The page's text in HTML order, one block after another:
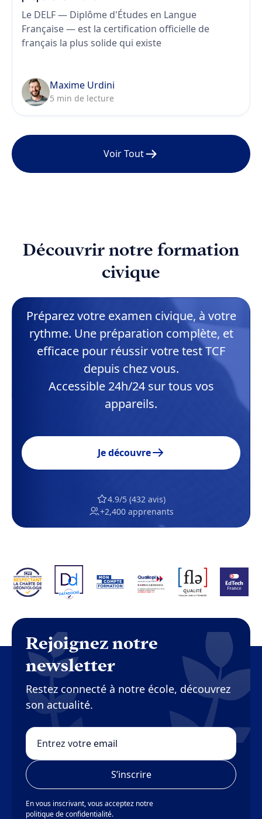
Le DELF — Diplôme d'Études en Langue
Française — est la certification officielle de
français la plus solide qui existe
Maxime Urdini
5 min de lecture
Voir Tout
Découvrir notre formation
civique
Préparez votre examen civique, à votre
rythme. Une préparation complète, et
efficace pour réussir votre test TCF
depuis chez vous.
Accessible 24h/24 sur tous vos
appareils.
Je découvre
4.9/5 (432 avis)
+2,400 apprenants
Rejoignez notre
newsletter
Restez connecté à notre école, découvrez
son actualité.
En vous inscrivant, vous acceptez notre
politique de confidentialité.